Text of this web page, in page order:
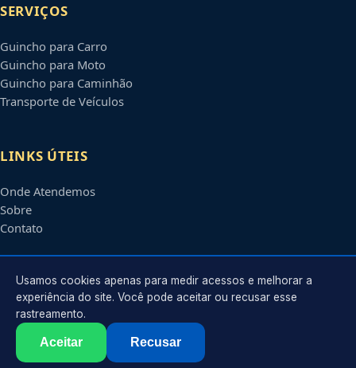
SERVIÇOS
Guincho para Carro
Guincho para Moto
Guincho para Caminhão
Transporte de Veículos
LINKS ÚTEIS
Onde Atendemos
Sobre
Contato
CONTATO
Atendimento em
contato@guinchoscampinagrande.com.br
2026 Campina Grande
. Todos os direitos reservados.
Usamos cookies apenas para medir acessos e melhorar a
experiência do site. Você pode aceitar ou recusar esse
rastreamento.
Aceitar Recusar